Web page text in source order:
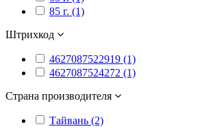
85 г. (1)
Штрихкод
4627087522919 (1)
4627087524272 (1)
Страна производителя
Тайвань (2)